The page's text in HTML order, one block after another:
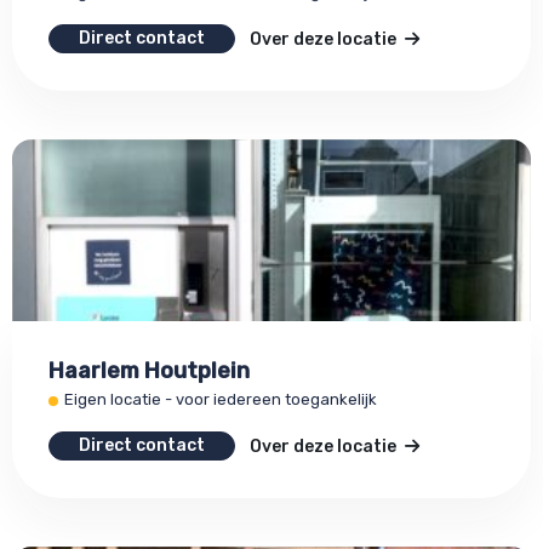
Direct contact Over deze locatie
Haarlem Houtplein
Eigen locatie - voor iedereen toegankelijk
Direct contact Over deze locatie